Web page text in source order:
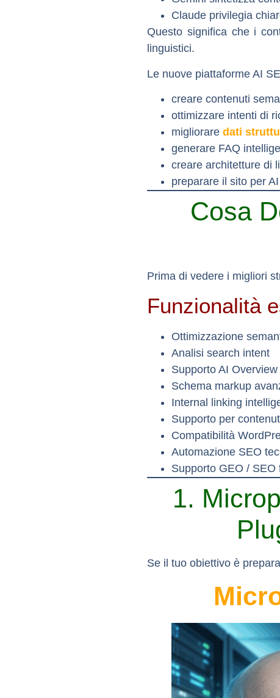
Claude privilegia
Questo significa che i
linguistici.
Le nuove piattaforme AI
creare contenuti
ottimizzare intenti di
migliorare dati
generare FAQ
creare architetture di
preparare il sito per
Cosa
Prima di vedere i migliori
Funzionalità
Ottimizzazione
Analisi search intent
Supporto AI Overview
Schema markup
Internal linking
Supporto per
Compatibilità
Automazione SEO
Supporto GEO / SEO
1.
Se il tuo obiettivo è